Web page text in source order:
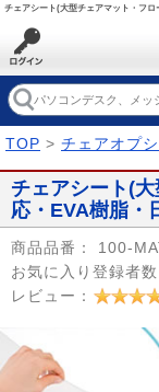
チェアシート(大型チェアマット・フロ
TOP > チェアオプ
チェアシート(
応・EVA樹脂・
商品品番：
100-
お気に入り登録者数
レビュー：